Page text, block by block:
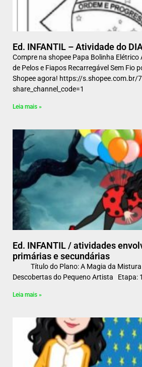
Ed. INFANTIL – Atividade do
Compre na shopee Papa Bolinha
de Pelos e Fiapos Recarregável Sem Fio
Shopee agora! https://s.shopee.com.br/
share_channel_code=1
Leia mais »
Ed. INFANTIL / atividades
primárias e secundárias
Título do Plano: A Magia da Mistura
Descobertas do Pequeno Artista Etapa:
Leia mais »